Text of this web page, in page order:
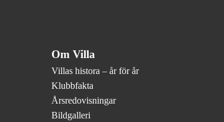
Om Villa
Villas histora – år för år
Klubbfakta
Årsredovisningar
Bildgalleri